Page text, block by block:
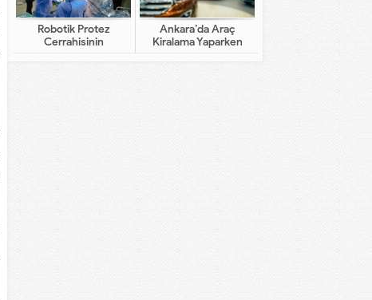
Robotik Protez
Cerrahisinin
Geleneksel Cerrahiden
Farkı Nedir?
Ankara’da Araç
Kiralama Yaparken
Dikkat Edilecekler